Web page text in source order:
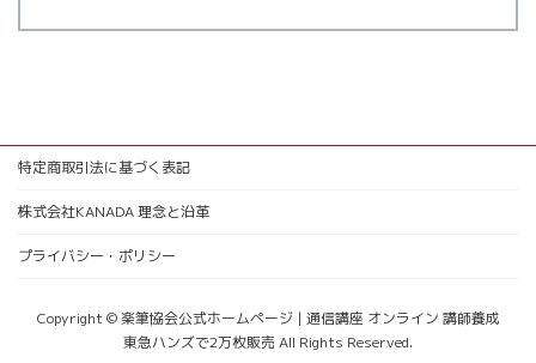
特定商取引法に基づく表記
株式会社KANADA 理念と沿革
プライバシー・ポリシー
Copyright © 楽筆協会公式ホームページ | 通信講座 オンライン 講師養成
東急ハンズで2万枚販売 All Rights Reserved.